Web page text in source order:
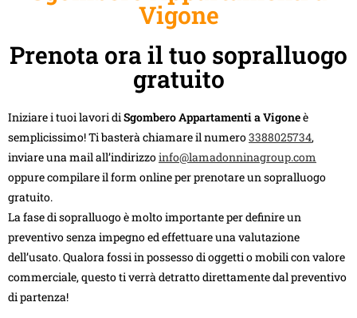
Vigone
Prenota ora il tuo sopralluogo
gratuito
Iniziare i tuoi lavori di Sgombero Appartamenti a Vigoneè
semplicissimo! Ti basterà chiamare il numero3388025734,
inviare una mail all’indirizzoinfo@lamadonninagroup.com
oppure compilare il form online per prenotare un sopralluogo
gratuito.
La fase di sopralluogo è molto importante per definire un
preventivo senza impegno ed effettuare una valutazione
dell’usato. Qualora fossi in possesso di oggetti o mobili con valore
commerciale, questo ti verrà detratto direttamente dal preventivo
di partenza!